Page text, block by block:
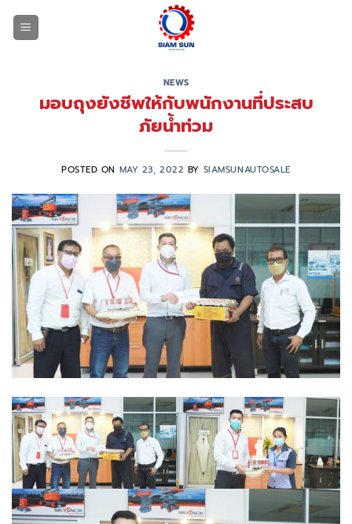
NEWS
มอบถุงยังชีพให้กับพนักงานที่ประสบ
ภัยน้ำท่วม
POSTED ON MAY 23, 2022 BY SIAMSUNAUTOSALE